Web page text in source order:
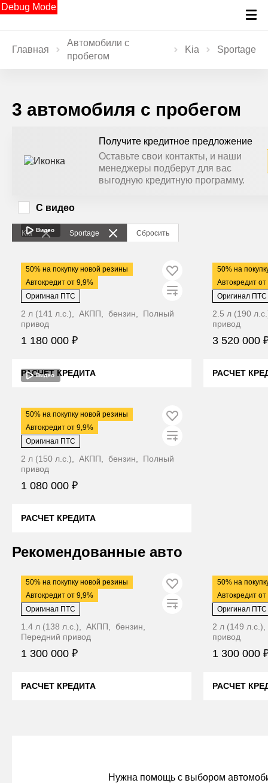
Debug Mode
Главная
Автомобили с
пробегом
Kia Sportage
3 автомобиля с пробегом
Получите кредитное предложение
Оставьте свои контакты, и наши
менеджеры подберут для вас
выгодную кредитную программу.
Kia Sportage Сбросить
С видео
50% на покупку новой резины
Автокредит от 9,9%
Видео
2008·204 241 км
Kia Sportage
Оригинал ПТС
2 л (141 л.с.), АКПП, бензин, Полный
привод
1 180 000 ₽
РАСЧЕТ КРЕДИТА
50% на
Автокредит
2023·62 400
Kia Sportage
Оригинал ПТС
2.5 л (190
привод
3 520 000
РАСЧЕТ
50% на покупку новой резины
Автокредит от 9,9%
Видео
2011·238 000 км
Kia Sportage
Оригинал ПТС
2 л (150 л.с.), АКПП, бензин, Полный
привод
1 080 000 ₽
РАСЧЕТ КРЕДИТА
Рекомендованные авто
50% на покупку новой резины
Автокредит от 9,9%
2019·133 317 км
Buick Encore
Оригинал ПТС
1.4 л (138 л.с.), АКПП, бензин,
Передний привод
1 300 000 ₽
РАСЧЕТ КРЕДИТА
50% на
Автокредит
2014·130 500
SsangYong
Оригинал ПТС
2 л (149
привод
1 300 000
РАСЧЕТ
Нужна помощь с выбором